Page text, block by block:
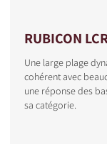
RUBICON
Une large plage
cohérent avec
une réponse des
sa catégorie.